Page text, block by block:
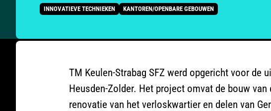
INNOVATIEVE TECHNIEKEN KANTOREN/OPENBARE GEBOUWEN
TM Keulen-Strabag SFZ werd opgericht voor de
Heusden-Zolder. Het project omvat de bouw
renovatie van het verloskwartier en delen van